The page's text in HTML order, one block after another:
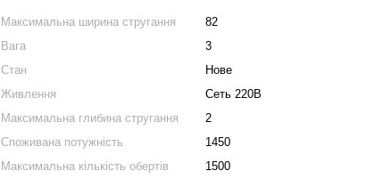
Максимальна ширина стругання
82
Вага
3
Стан
Нове
Живлення
Сеть 220В
Максимальна глибина стругання
2
Споживана потужність
1450
Максимальна кількість обертів
1500